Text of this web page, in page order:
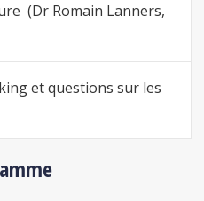
(Dr Romain Lanners,
et questions sur les